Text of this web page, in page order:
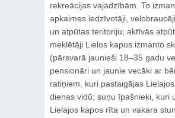
rekreācijas vajadzībām. To
apkaimes iedzīvotāji,
un atpūtas teritoriju; aktīvās
meklētāji Lielos kapus izmanto
(pārsvarā jaunieši 18–35 gadu
pensionāri un jaunie vecāki ar
ratiņiem, kuri pastaigājas
dienas vidū; suņu īpašnieki, kuri
Lielajos kapos rīta un vakara